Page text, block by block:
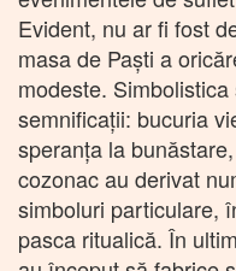
Evident, nu ar fi fost
masa de Paști a
modeste.
semnificații: bucuria
speranța la
cozonac au derivat
simboluri particulare,
pasca ritualică. În